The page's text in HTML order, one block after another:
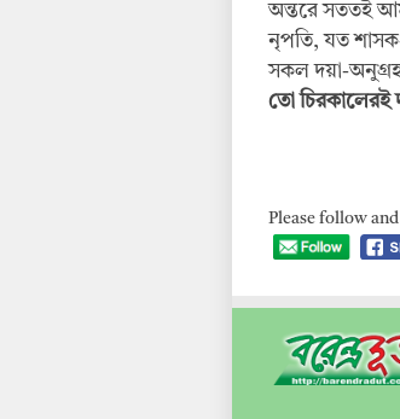
অন্তরে সততই
নৃপতি, যত
সকল দয়া-
তো চিরকালেরই
Please follow